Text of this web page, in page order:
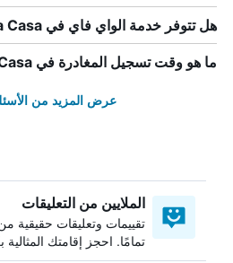
هل تتوفر خدمة الواي فاي في Nachura Casa؟
ما هو وقت تسجيل المغادرة في Nachura Casa؟
عرض المزيد من
الملايين من التعليقات
تقييمات وتعليقات حقيقية
تمامًا. احجز إقامتك